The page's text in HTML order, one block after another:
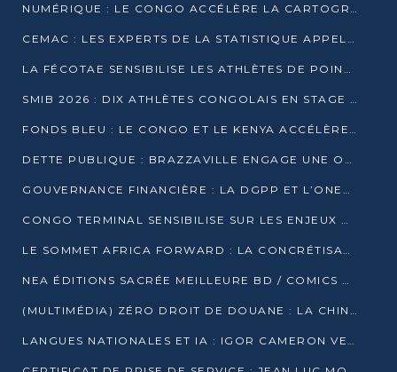
NUMÉRIQUE : LE CONGO ACCÉLÈRE LA CARTOGRAPHIE DE SES INFRASTRUCTURES DIGITALES
CEMAC : LES EXPERTS DE LA STATISTIQUE APPELLENT À RENFORCER LA SÉCURISATION DES DONNÉES
LA FÉCOTAE SENSIBILISE LES ATHLÈTES DE POINTE-NOIRE À L’HYGIÈNE ALIMENTA
SMIB 2026 : DIX ATHLÈTES CONGOLAIS EN STAGE AU KENYA
FONDS BLEU : LE CONGO ET LE KENYA ACCÉLÈRENT LA MOBILISATION DES FINANCEMENTS
DETTE PUBLIQUE : BRAZZAVILLE ENGAGE UNE OPÉRATION DE RACHAT DE 575 MILLIONS DE DOLLARS
GOUVERNANCE FINANCIÈRE : LA DGPP ET L’ONEC-C VERS UN PARTENARIAT POUR ASSAINIR LES ENTREPRISES PUBLIQUES
CONGO TERMINAL SENSIBILISE SUR LES ENJEUX DE LA SANTÉ MENTALE EN
LE SOMMET AFRICA FORWARD : LA CONCRÉTISATION DE PARTENARIATS ÉQUILIBRÉS ET TOURNÉS VERS L’AVENIR ENTRE LE CONTINENT AFRICAIN ET LA FRANCE
NEA ÉDITIONS SACRÉE MEILLEURE BD / COMICS D’AFRIQUE AU KENYA
(MULTIMÉDIA) ZÉRO DROIT DE DOUANE : LA CHINE ET L’AFRIQUE VERS UNE PROXIMITÉ SANS PRÉCÉDENT (PAPIER GÉNÉRAL)
LANGUES NATIONALES ET IA : IGOR CAMERON VEUT ARRIMER LA STRATÉGIE IA À LA LOI SUR LA RECHERCHE